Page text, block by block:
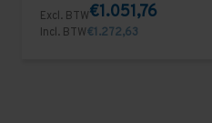
Excl. BTW€1.051,76
Incl. BTW€1.272,63